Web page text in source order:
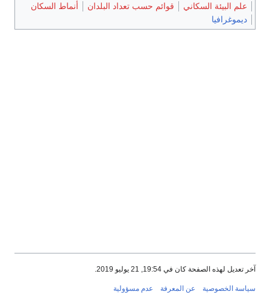
علم البيئة السكاني
قوائم حسب تعداد البلدان
أنماط السكان
ديموغرافيا
آخر تعديل لهذه الصفحة كان في 19:54, 21 يوليو 2019.
سياسة الخصوصية عن المعرفة عدم مسؤولية